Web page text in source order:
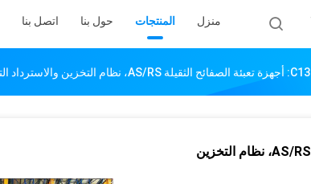
منزل المنتجات حول بنا اتصل بنا
C13: أجهزة تعبئة الصفائح الثقيلة AS/RS، نظام التخزين والاسترداد التلقائي
C13: أجهزة تعبئة الصفائح الثقيلة AS/RS، نظام التخزين